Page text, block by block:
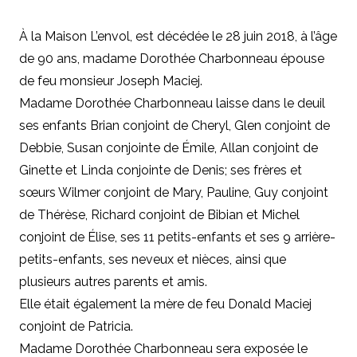
À la Maison L’envol, est décédée le 28 juin 2018, à l’âge
de 90 ans, madame Dorothée Charbonneau épouse
de feu monsieur Joseph Maciej.
Madame Dorothée Charbonneau laisse dans le deuil
ses enfants Brian conjoint de Cheryl, Glen conjoint de
Debbie, Susan conjointe de Émile, Allan conjoint de
Ginette et Linda conjointe de Denis; ses frères et
sœurs Wilmer conjoint de Mary, Pauline, Guy conjoint
de Thérèse, Richard conjoint de Bibian et Michel
conjoint de Élise, ses 11 petits-enfants et ses 9 arrière-
petits-enfants, ses neveux et nièces, ainsi que
plusieurs autres parents et amis.
Elle était également la mère de feu Donald Maciej
conjoint de Patricia.
Madame Dorothée Charbonneau sera exposée le